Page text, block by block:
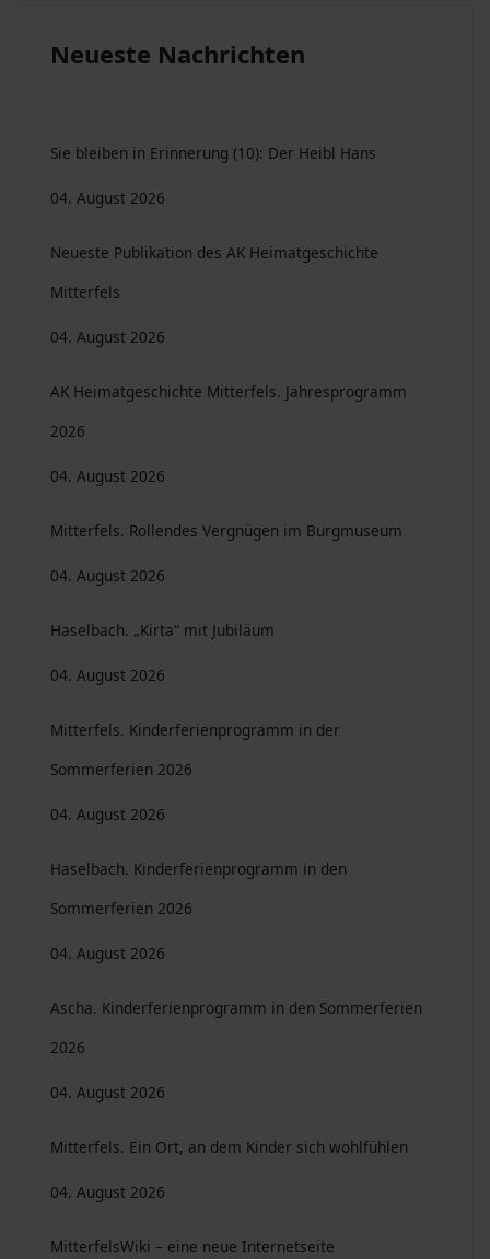
Neueste Nachrichten
Sie bleiben in Erinnerung (10): Der Heibl Hans
04. August 2026
Neueste Publikation des AK Heimatgeschichte
Mitterfels
04. August 2026
AK Heimatgeschichte Mitterfels. Jahresprogramm
2026
04. August 2026
Mitterfels. Rollendes Vergnügen im Burgmuseum
04. August 2026
Haselbach. „Kirta“ mit Jubiläum
04. August 2026
Mitterfels. Kinderferienprogramm in der
Sommerferien 2026
04. August 2026
Haselbach. Kinderferienprogramm in den
Sommerferien 2026
04. August 2026
Ascha. Kinderferienprogramm in den Sommerferien
2026
04. August 2026
Mitterfels. Ein Ort, an dem Kinder sich wohlfühlen
04. August 2026
MitterfelsWiki – eine neue Internetseite